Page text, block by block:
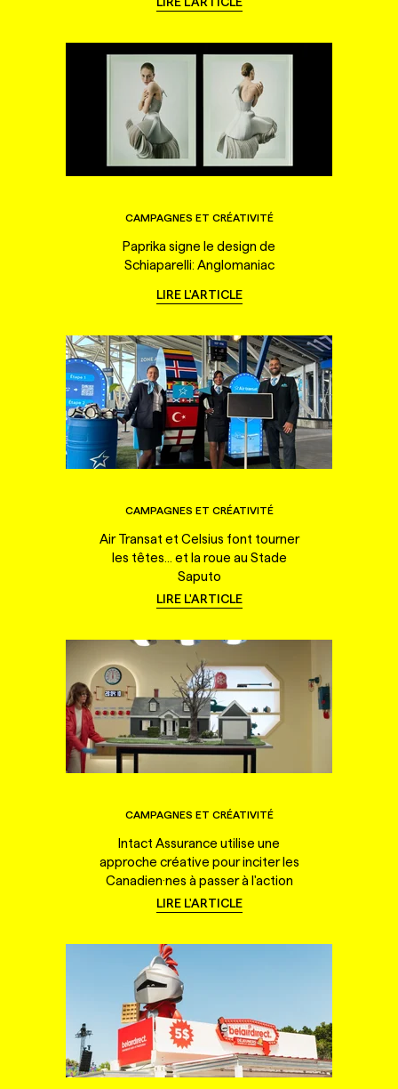
CAMPAGNES ET CRÉATIVITÉ
Paprika signe le design de
Schiaparelli: Anglomaniac
LIRE L'ARTICLE
CAMPAGNES ET CRÉATIVITÉ
Air Transat et Celsius font tourner
les têtes... et la roue au Stade
Saputo
LIRE L'ARTICLE
CAMPAGNES ET CRÉATIVITÉ
Intact Assurance utilise une
approche créative pour inciter les
Canadien·nes à passer à l'action
LIRE L'ARTICLE